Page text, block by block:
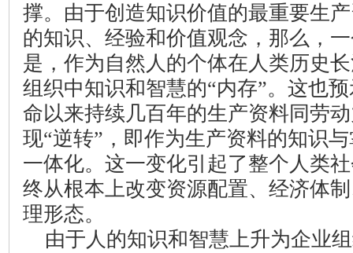
撑。由于创造知识价值的最重要生
的知识、经验和价值观念，那么，
是，作为自然人的个体在人类历史
组织中知识和智慧的“内存”。这也
命以来持续几百年的生产资料同劳
现“逆转”，即作为生产资料的知识
一体化。这一变化引起了整个人类
终从根本上改变资源配置、经济体
理形态。
由于人的知识和智慧上升为企业